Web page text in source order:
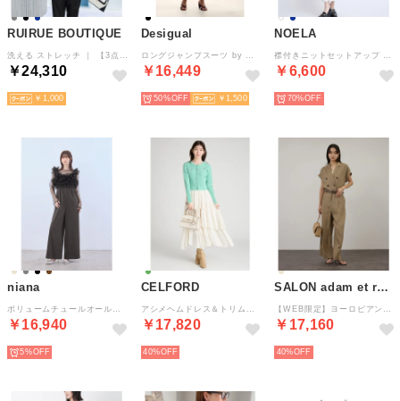
RUIRUE BOUTIQUE
￥24,310
￥1,000
Desigual
￥16,449
50% ￥1,500
NOELA
￥6,600
70%
niana
￥16,940
5%
CELFORD
￥17,820
40%
SALON adam et rope'
￥17,160
40%